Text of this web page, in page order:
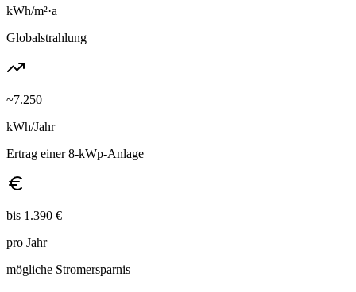
kWh/m²·a
Globalstrahlung
~7.250
kWh/Jahr
Ertrag einer 8-kWp-Anlage
bis 1.390 €
pro Jahr
mögliche Stromersparnis